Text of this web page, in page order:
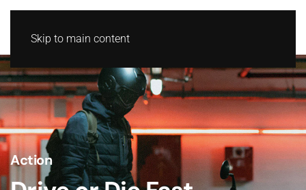
Skip to main content
Action